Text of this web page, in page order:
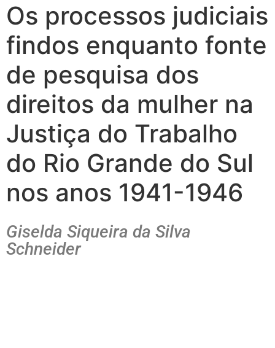
Os processos judiciais
findos enquanto fonte
de pesquisa dos
direitos da mulher na
Justiça do Trabalho
do Rio Grande do Sul
nos anos 1941-1946
Giselda Siqueira da Silva
Schneider